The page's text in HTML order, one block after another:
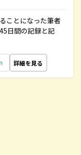
ことになった筆者
日間の記録と記
詳細を見る